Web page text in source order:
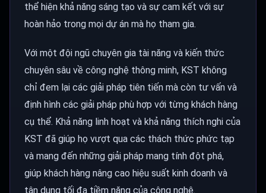
thể hiện khả năng sáng tạo và sự cam kết với sự
hoàn hảo trong mọi dự án mà họ tham gia.
Với một đội ngũ chuyên gia tài năng và kiến thức
chuyên sâu về công nghệ thông minh, KST không
chỉ đem lại các giải pháp tiên tiến mà còn tư vấn và
định hình các giải pháp phù hợp với từng khách hàng
cụ thể. Khả năng linh hoạt và khả năng thích nghi của
KST đã giúp họ vượt qua các thách thức phức tạp
và mang đến những giải pháp mang tính đột phá,
giúp khách hàng nâng cao hiệu suất kinh doanh và
tận dụng tối đa tiềm năng của công nghệ.